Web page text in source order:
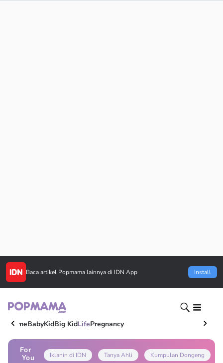
Baca artikel Popmama lainnya di IDN App Install
HomeBabyKidBig KidLifePregnancy
For
You
Iklanin di IDN Tanya Ahli Kumpulan Dongeng